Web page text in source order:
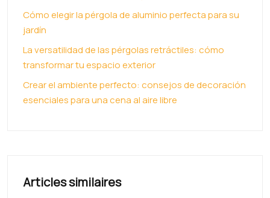
Cómo elegir la pérgola de aluminio perfecta para su
jardín
La versatilidad de las pérgolas retráctiles: cómo
transformar tu espacio exterior
Crear el ambiente perfecto: consejos de decoración
esenciales para una cena al aire libre
Articles similaires